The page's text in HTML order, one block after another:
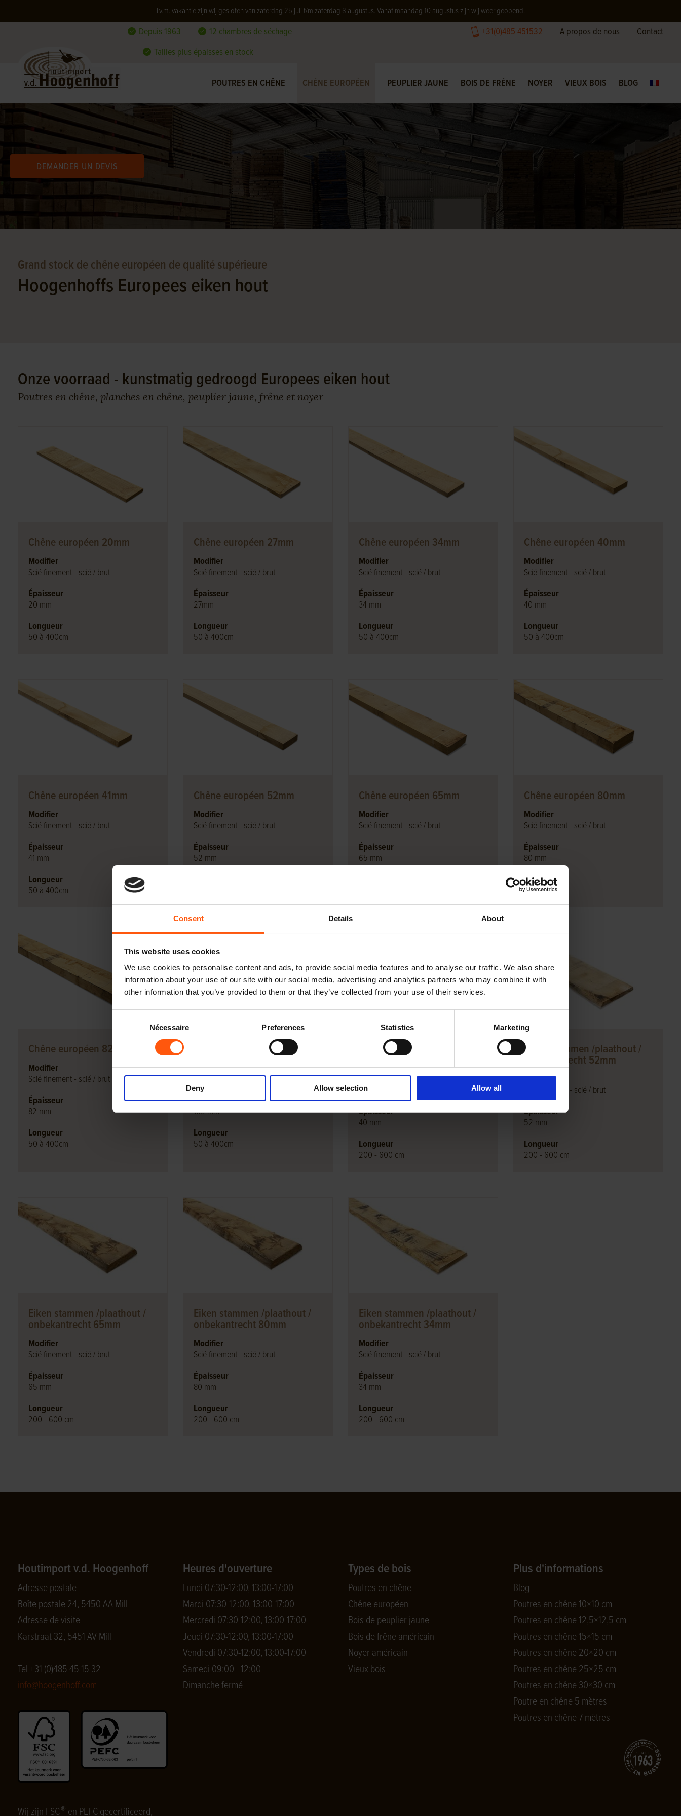
Consent Details About
This website uses cookies
We use cookies to personalise content and ads, to provide social media features and to analyse our traffic. We also share
information about your use of our site with our social media, advertising and analytics partners who may combine it with
other information that you’ve provided to them or that they’ve collected from your use of their services.
Nécessaire Preferences Statistics Marketing
Deny Allow selection Allow all
I.v.m. vakantie zijn wij gesloten van zaterdag 25 juli t/m zaterdag 8 augustus. Vanaf maandag 10 augustus zijn wij weer geopend.
Depuis 1963
12 chambres de séchage
Tailles plus épaisses en stock
+31(0)485 451532 A propos de nous Contact
POUTRES EN CHÊNE CHÊNE EUROPÉEN PEUPLIER JAUNE BOIS DE FRÊNE NOYER VIEUX BOIS BLOG
DEMANDER UN DEVIS
Grand stock de chêne européen de qualité supérieure
Hoogenhoffs Europees eiken hout
Onze voorraad - kunstmatig gedroogd Europees eiken hout
Poutres en chêne, planches en chêne, peuplier jaune, frêne et noyer
Chêne européen 20mm
Modifier
Scié finement - scié / brut
Épaisseur
20 mm
Longueur
50 à 400cm
Chêne européen 27mm
Modifier
Scié finement - scié / brut
Épaisseur
27mm
Longueur
50 à 400cm
Chêne européen 34mm
Modifier
Scié finement - scié / brut
Épaisseur
34 mm
Longueur
50 à 400cm
Chêne européen 40mm
Modifier
Scié finement - scié / brut
Épaisseur
40 mm
Longueur
50 à 400cm
Chêne européen 41mm
Modifier
Scié finement - scié / brut
Épaisseur
41 mm
Longueur
50 à 400cm
Chêne européen 52mm
Modifier
Scié finement - scié / brut
Épaisseur
52 mm
Chêne européen 65mm
Modifier
Scié finement - scié / brut
Épaisseur
65 mm
Chêne européen 80mm
Modifier
Scié finement - scié / brut
Épaisseur
80 mm
Longueur
50 à 400cm
Chêne européen 82mm
Modifier
Scié finement - scié / brut
Épaisseur
82 mm
Longueur
50 à 400cm
Chêne européen 105mm
Modifier
Scié finement - scié / brut
Épaisseur
105 mm
Longueur
50 à 400cm
Eiken stammen /plaathout /
Modifier
Scié finement - scié / brut
Épaisseur
40 mm
Longueur
200 - 600 cm
Eiken stammen /plaathout /
onbekantrecht 52mm
Modifier
Scié finement - scié / brut
Épaisseur
52 mm
Longueur
200 - 600 cm
Eiken stammen /plaathout /
onbekantrecht 65mm
Modifier
Scié finement - scié / brut
Épaisseur
65 mm
Longueur
200 - 600 cm
Eiken stammen /plaathout /
onbekantrecht 80mm
Modifier
Scié finement - scié / brut
Épaisseur
80 mm
Longueur
200 - 600 cm
Eiken stammen /plaathout /
onbekantrecht 34mm
Modifier
Scié finement - scié / brut
Épaisseur
34 mm
Longueur
200 - 600 cm
Houtimport v.d. Hoogenhoff
Adresse postale
Boîte postale 24, 5450 AA Mill
Adresse de visite
Karstraat 32, 5451 AV Mill
Tel +31 (0)485 45 15 32
info@hoogenhoff.com
Wij zijn FSC® en PEFC gecertificeerd,
Heures d'ouverture
Lundi 07:30-12:00, 13:00-17:00
Mardi 07:30-12:00, 13:00-17:00
Mercredi 07:30-12:00, 13:00-17:00
Jeudi 07:30-12:00, 13:00-17:00
Vendredi 07:30-12:00, 13:00-17:00
Samedi 09:00 - 12:00
Dimanche fermé
Types de bois
Poutres en chêne
Chêne européen
Bois de peuplier jaune
Bois de frêne américain
Noyer américain
Vieux bois
Plus d'informations
Blog
Poutres en chêne 10×10 cm
Poutres en chêne 12,5×12,5 cm
Poutres en chêne 15×15 cm
Poutres en chêne 20×20 cm
Poutres en chêne 25×25 cm
Poutres en chêne 30×30 cm
Poutre en chêne 5 mètres
Poutres en chêne 7 mètres